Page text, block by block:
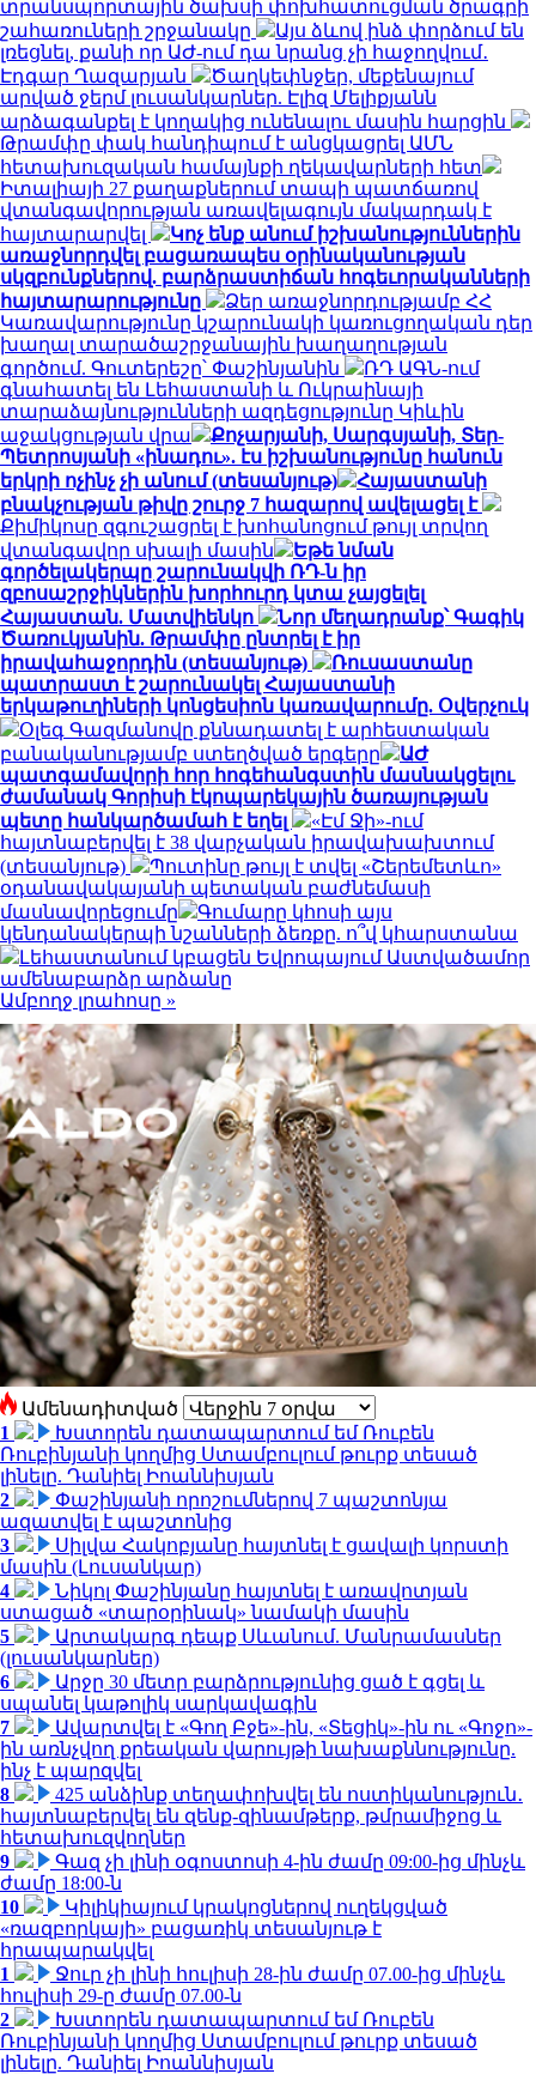
տրանսպորտային ծախսի փոխհատուցման ծրագրի
շահառուների շրջանակը
Այս ձևով ինձ փորձում են
լռեցնել, քանի որ ԱԺ-ում դա նրանց չի հաջողվում․
Էդգար Ղազարյան
Ծաղկեփնջեր, մեքենայում
արված ջերմ լուսանկարներ. Էլիզ Մելիքյանն
արձագանքել է կողակից ունենալու մասին հարցին
Թրամփը փակ հանդիպում է անցկացրել ԱՄՆ
հետախուզական համայնքի ղեկավարների հետ
Իտալիայի 27 քաղաքներում տապի պատճառով
վտանգավորության առավելագույն մակարդակ է
հայտարարվել
Կոչ ենք անում իշխանություններին
առաջնորդվել բացառապես օրինականության
սկզբունքներով. բարձրաստիճան հոգեւորականների
հայտարարությունը
Ձեր առաջնորդությամբ ՀՀ
Կառավարությունը կշարունակի կառուցողական դեր
խաղալ տարածաշրջանային խաղաղության
գործում. Գուտերեշը՝ Փաշինյանին
ՌԴ ԱԳՆ-ում
գնահատել են Լեհաստանի և Ուկրաինայի
տարաձայնությունների ազդեցությունը Կիևին
աջակցության վրա
Քոչարյանի, Սարգսյանի, Տեր-
Պետրոսյանի «ինադու». էս իշխանությունը հանուն
երկրի ոչինչ չի անում (տեսանյութ)
Հայաստանի
բնակչության թիվը շուրջ 7 հազարով ավելացել է
Քիմիկոսը զգուշացրել է խոհանոցում թույլ տրվող
վտանգավոր սխալի մասին
Եթե նման
գործելակերպը շարունակվի ՌԴ-ն իր
զբոսաշրջիկներին խորհուրդ կտա չայցելել
Հայաստան. Մատվիենկո
Նոր մեղադրանք՝ Գագիկ
Ծառուկյանին. Թրամփը ընտրել է իր
իրավահաջորդին (տեսանյութ)
Ռուսաստանը
պատրաստ է շարունակել Հայաստանի
երկաթուղիների կոնցեսիոն կառավարումը. Օվերչուկ
Օլեգ Գազմանովը քննադատել է արհեստական
բանականությամբ ստեղծված երգերը
ԱԺ
պատգամավորի հոր հոգեհանգստին մասնակցելու
ժամանակ Գորիսի էկոպարեկային ծառայության
պետը հանկարծամահ է եղել
«Էմ Ջի»-ում
հայտնաբերվել է 38 վարչական իրավախախտում
(տեսանյութ)
Պուտինը թույլ է տվել «Շերեմետևո»
օդանավակայանի պետական բաժնեմասի
մասնավորեցումը
Գումարը կհոսի այս
կենդանակերպի նշանների ձեռքը. ո՞վ կհարստանա
Լեհաստանում կբացեն Եվրոպայում Աստվածամոր
ամենաբարձր արձանը
Ամբողջ լրահոսը »
Ամենադիտված
1
Խստորեն դատապարտում եմ Ռուբեն
Ռուբինյանի կողմից Ստամբուլում թուրք տեսած
լինելը. Դանիել Իոաննիսյան
2
Փաշինյանի որոշումներով 7 պաշտոնյա
ազատվել է պաշտոնից
3
Սիլվա Հակոբյանը հայտնել է ցավալի կորստի
մասին (Լուսանկար)
4
Նիկոլ Փաշինյանը հայտնել է առավոտյան
ստացած «տարօրինակ» նամակի մասին
5
Արտակարգ դեպք Սևանում. Մանրամասներ
(լուսանկարներ)
6
Արջը 30 մետր բարձրությունից ցած է գցել և
սպանել կաթոլիկ սարկավագին
7
Ավարտվել է «Գող Բջե»-ին, «Տեցիկ»-ին ու «Գոջո»-
ին առնչվող քրեական վարույթի նախաքննությունը.
ինչ է պարզվել
8
425 անձինք տեղափոխվել են ոստիկանություն․
հայտնաբերվել են զենք-զինամթերք, թմրամիջոց և
հետախուզվողներ
9
Գազ չի լինի օգոստոսի 4-ին ժամը 09:00-ից մինչև
ժամը 18:00-ն
10
Կիլիկիայում կրակոցներով ուղեկցված
«ռազբորկայի» բացառիկ տեսանյութ է
հրապարակվել
1
Ջուր չի լինի հուլիսի 28-ին ժամը 07.00-ից մինչև
հուլիսի 29-ը ժամը 07.00-ն
2
Խստորեն դատապարտում եմ Ռուբեն
Ռուբինյանի կողմից Ստամբուլում թուրք տեսած
լինելը. Դանիել Իոաննիսյան